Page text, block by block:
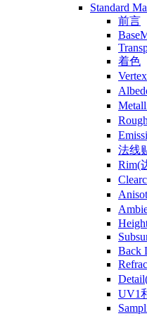
Standard
前言
着色
法线
Rim(
Back
UV1